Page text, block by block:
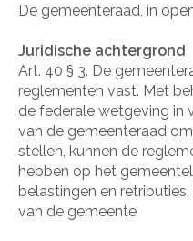
De gemeenteraad, in
Juridische achtergrond
Art. 40 § 3. De
reglementen vast. Met
de federale wetgeving in
van de gemeenteraad
stellen, kunnen de
hebben op het
belastingen en
van de gemeente